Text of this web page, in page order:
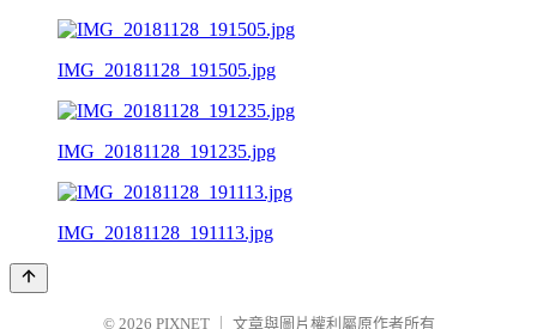
IMG_20181128_191505.jpg
IMG_20181128_191235.jpg
IMG_20181128_191113.jpg
© 2026 PIXNET 文章與圖片權利屬原作者所有